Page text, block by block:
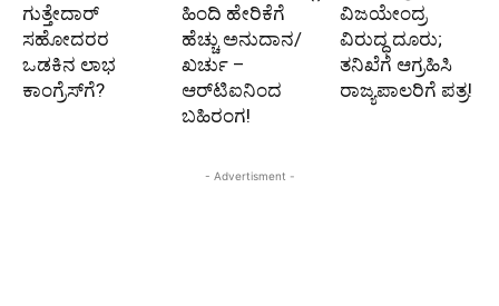
ಗುತ್ತೇದಾರ್
ಸಹೋದರರ
ಒಡಕಿನ ಲಾಭ
ಕಾಂಗ್ರೆಸ್‌ಗೆ?
ಹಿಂದಿ ಹೇರಿಕೆಗೆ
ಹೆಚ್ಚು ಅನುದಾನ/
ಖರ್ಚು –
ಆರ್‌ಟಿಐನಿಂದ
ಬಹಿರಂಗ!
ವಿಜಯೇಂದ್ರ
ವಿರುದ್ಧ ದೂರು;
ತನಿಖೆಗೆ ಆಗ್ರಹಿಸಿ
ರಾಜ್ಯಪಾಲರಿಗೆ ಪತ್ರ!
- Advertisment -